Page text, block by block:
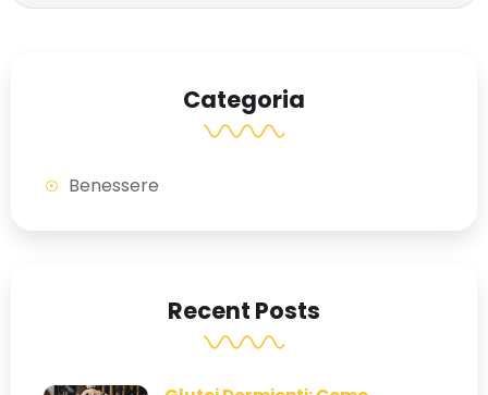
Categoria
Benessere
Recent Posts